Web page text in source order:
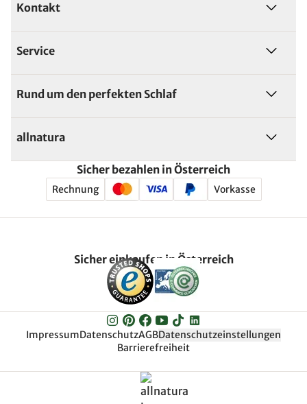
Kontakt
Service
Rund um den perfekten Schlaf
allnatura
Sicher bezahlen in Österreich
Rechnung Vorkasse
Sicher einkaufen in Österreich
ImpressumDatenschutzAGBDatenschutzeinstellungen
Barrierefreiheit